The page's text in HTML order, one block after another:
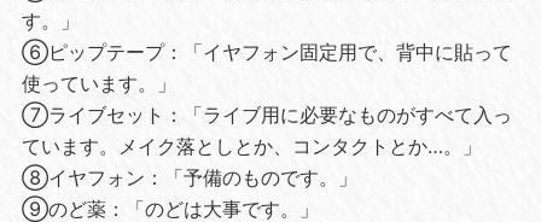
す。」
⑥ピップテープ：「イヤフォン固定用で、背中に貼って
使っています。」
⑦ライブセット：「ライブ用に必要なものがすべて入っ
ています。メイク落としとか、コンタクトとか…。」
⑧イヤフォン：「予備のものです。」
⑨のど薬：「のどは大事です。」